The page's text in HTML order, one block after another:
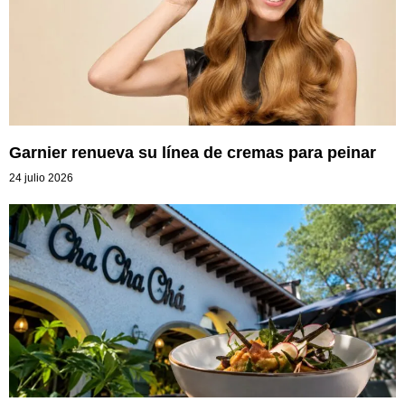
Garnier renueva su línea de cremas para peinar
24 julio 2026